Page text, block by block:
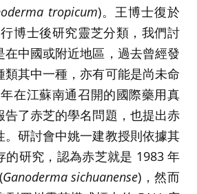
tropicum)。王博士復於
博士後研究靈芝分類，我們討
中國或附近地區，過去曾經發
其中一種，亦有可能是尚未命
在江蘇南通召開的國際藥用真
告了赤芝的學名問題，也提出赤
。研討會中姚一建教授則依據其
的研究，認為赤芝就是 1983 年
Ganoderma sichuanense)，然而